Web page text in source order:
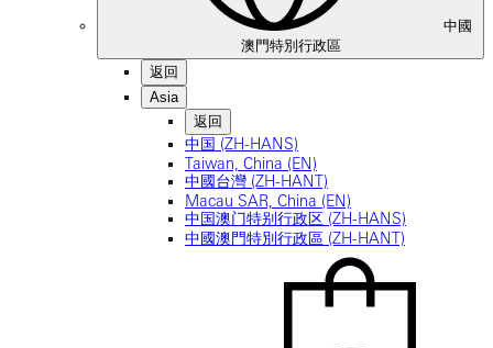
中國
澳門特別行政區
返回
Asia
返回
中国 (ZH-HANS)
Taiwan, China (EN)
中國台灣 (ZH-HANT)
Macau SAR, China (EN)
中国澳门特别行政区 (ZH-HANS)
中國澳門特別行政區 (ZH-HANT)